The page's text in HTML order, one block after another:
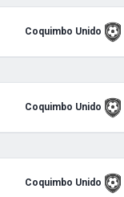
Coquimbo Unido
Coquimbo Unido
Coquimbo Unido